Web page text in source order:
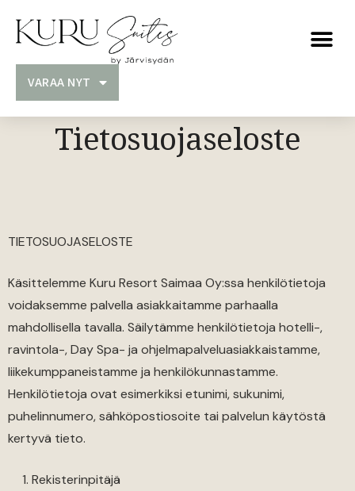
VARAA NYT
Tietosuojaseloste
TIETOSUOJASELOSTE
Käsittelemme Kuru Resort Saimaa Oy:ssa henkilötietoja
voidaksemme palvella asiakkaitamme parhaalla
mahdollisella tavalla. Säilytämme henkilötietoja hotelli-,
ravintola-, Day Spa- ja ohjelmapalveluasiakkaistamme,
liikekumppaneistamme ja henkilökunnastamme.
Henkilötietoja ovat esimerkiksi etunimi, sukunimi,
puhelinnumero, sähköpostiosoite tai palvelun käytöstä
kertyvä tieto.
Rekisterinpitäjä